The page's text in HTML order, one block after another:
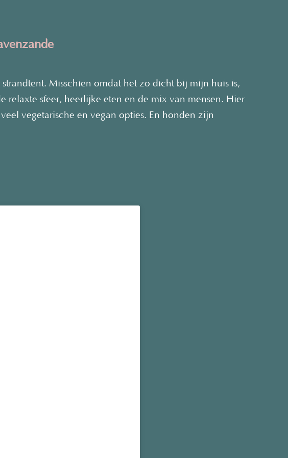
Misschien omdat het zo dicht bij mijn huis is,
relaxte sfeer, heerlijke eten en de mix van mensen. Hier
vegetarische en vegan opties. En honden zijn